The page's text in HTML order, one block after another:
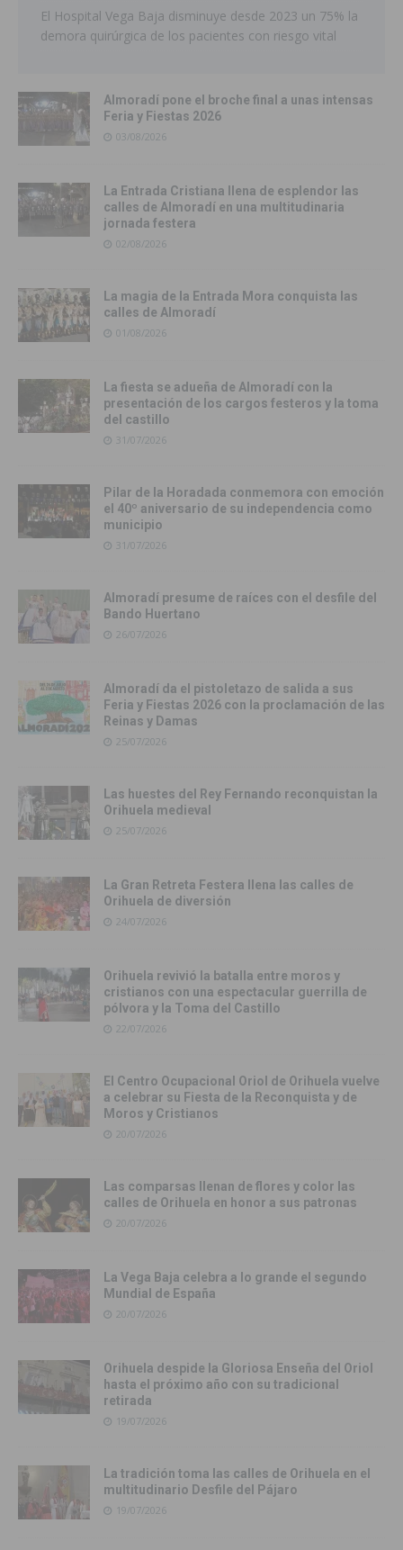
El Hospital Vega Baja disminuye desde 2023 un 75% la
demora quirúrgica de los pacientes con riesgo vital
Almoradí pone el broche final a unas intensas
Feria y Fiestas 2026
03/08/2026
La Entrada Cristiana llena de esplendor las
calles de Almoradí en una multitudinaria
jornada festera
02/08/2026
La magia de la Entrada Mora conquista las
calles de Almoradí
01/08/2026
La fiesta se adueña de Almoradí con la
presentación de los cargos festeros y la toma
del castillo
31/07/2026
Pilar de la Horadada conmemora con emoción
el 40º aniversario de su independencia como
municipio
31/07/2026
Almoradí presume de raíces con el desfile del
Bando Huertano
26/07/2026
Almoradí da el pistoletazo de salida a sus
Feria y Fiestas 2026 con la proclamación de las
Reinas y Damas
25/07/2026
Las huestes del Rey Fernando reconquistan la
Orihuela medieval
25/07/2026
La Gran Retreta Festera llena las calles de
Orihuela de diversión
24/07/2026
Orihuela revivió la batalla entre moros y
cristianos con una espectacular guerrilla de
pólvora y la Toma del Castillo
22/07/2026
El Centro Ocupacional Oriol de Orihuela vuelve
a celebrar su Fiesta de la Reconquista y de
Moros y Cristianos
20/07/2026
Las comparsas llenan de flores y color las
calles de Orihuela en honor a sus patronas
20/07/2026
La Vega Baja celebra a lo grande el segundo
Mundial de España
20/07/2026
Orihuela despide la Gloriosa Enseña del Oriol
hasta el próximo año con su tradicional
retirada
19/07/2026
La tradición toma las calles de Orihuela en el
multitudinario Desfile del Pájaro
19/07/2026